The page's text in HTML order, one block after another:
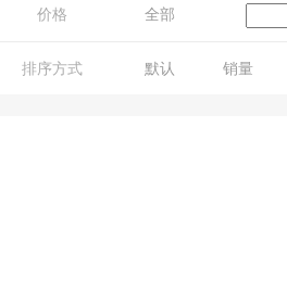
价格 全部
排序方式 默认 销量